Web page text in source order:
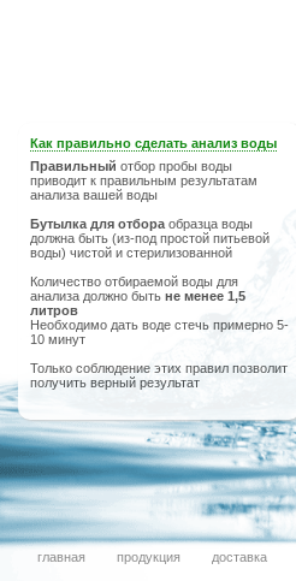
Как правильно сделать анализ воды
Правильный отбор пробы воды
приводит к правильным результатам
анализа вашей воды
Бутылка для отбора образца воды
должна быть (из-под простой питьевой
воды) чистой и стерилизованной
Количество отбираемой воды для
анализа должно быть не менее 1,5
литров
Необходимо дать воде стечь примерно 5-
10 минут
Только соблюдение этих правил позволит
получить верный результат
главная продукция доставка